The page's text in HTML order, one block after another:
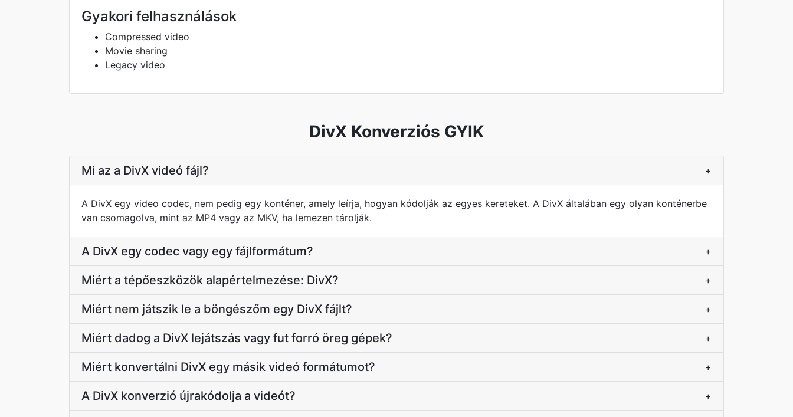
Gyakori felhasználások
Compressed video
Movie sharing
Legacy video
DivX Konverziós GYIK
Mi az a DivX videó fájl? +
A DivX egy video codec, nem pedig egy konténer, amely leírja, hogyan kódolják az egyes kereteket. A DivX általában egy olyan konténerbe
van csomagolva, mint az MP4 vagy az MKV, ha lemezen tárolják.
A DivX egy codec vagy egy fájlformátum? +
Miért a tépőeszközök alapértelmezése: DivX? +
Miért nem játszik le a böngészőm egy DivX fájlt? +
Miért dadog a DivX lejátszás vagy fut forró öreg gépek? +
Miért konvertálni DivX egy másik videó formátumot? +
A DivX konverzió újrakódolja a videót? +